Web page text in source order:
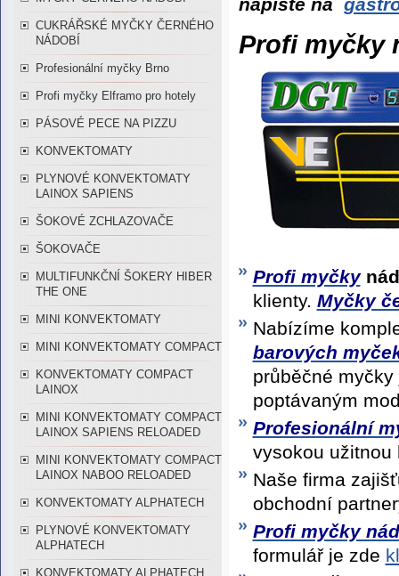
CUKRÁŘSKÉ MYČKY ČERNÉHO
NÁDOBÍ
Profesionální myčky Brno
Profi myčky Elframo pro hotely
PÁSOVÉ PECE NA PIZZU
KONVEKTOMATY
PLYNOVÉ KONVEKTOMATY
LAINOX SAPIENS
ŠOKOVÉ ZCHLAZOVAČE
ŠOKOVAČE
MULTIFUNKČNÍ ŠOKERY HIBER
THE ONE
MINI KONVEKTOMATY
MINI KONVEKTOMATY COMPACT
KONVEKTOMATY COMPACT
LAINOX
MINI KONVEKTOMATY COMPACT
LAINOX SAPIENS RELOADED
MINI KONVEKTOMATY COMPACT
LAINOX NABOO RELOADED
KONVEKTOMATY ALPHATECH
PLYNOVÉ KONVEKTOMATY
ALPHATECH
KONVEKTOMATY ALPHATECH
Profi myčky
Profi myčky
klienty. Myčky
Nabízíme
barových
průběčné myčky
poptávaným
Profesionální
vysokou užitnou
Naše firma
obchodní
Profi myčky
formulář je zde